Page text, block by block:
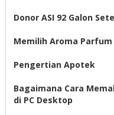
Donor ASI 92 Galon
Memilih Aroma
Pengertian Apotek
Bagaimana Cara
di PC Desktop